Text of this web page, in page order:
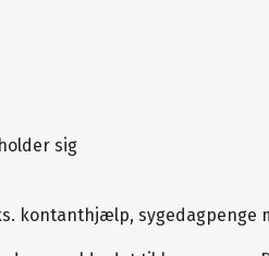
sig
kontanthjælp, sygedagpenge